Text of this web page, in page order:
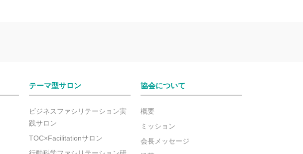
テーマ型サロン
ビジネスファシリテーション実
践サロン
TOC×Facilitationサロン
協会について
概要
ミッション
会長メッセージ